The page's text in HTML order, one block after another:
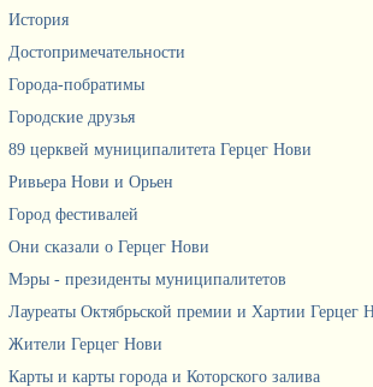
История
Достопримечательности
Города-побратимы
Городские друзья
89 церквей муниципалитета Герцег Нови
Ривьера Нови и Орьен
Город фестивалей
Они сказали о Герцег Нови
Мэры - президенты муниципалитетов
Лауреаты Октябрьской премии и Хартии Герцег
Жители Герцег Нови
Карты и карты города и Которского залива